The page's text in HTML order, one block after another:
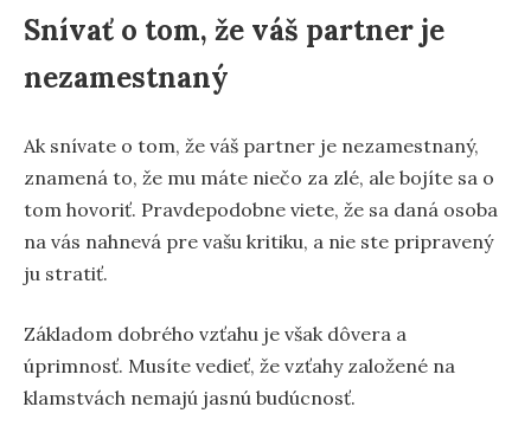
Snívať o tom, že váš partner je
nezamestnaný
Ak snívate o tom, že váš partner je nezamestnaný,
znamená to, že mu máte niečo za zlé, ale bojíte sa o
tom hovoriť. Pravdepodobne viete, že sa daná osoba
na vás nahnevá pre vašu kritiku, a nie ste pripravený
ju stratiť.
Základom dobrého vzťahu je však dôvera a
úprimnosť. Musíte vedieť, že vzťahy založené na
klamstvách nemajú jasnú budúcnosť.